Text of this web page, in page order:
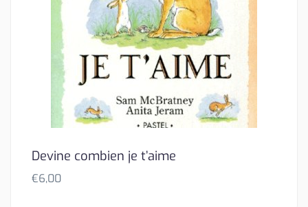
Devine combien je t’aime
€6,00